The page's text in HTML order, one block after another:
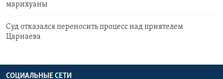
марихуаны
Суд отказался переносить процесс над приятелем
Царнаева
СОЦИАЛЬНЫЕ СЕТИ